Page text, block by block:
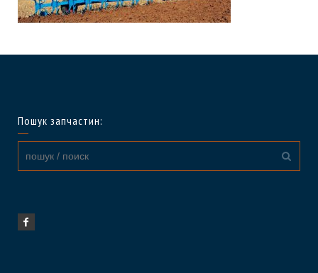
Пошук запчастин: